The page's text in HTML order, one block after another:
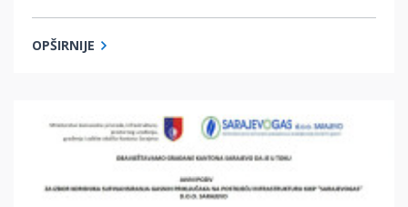
OPŠIRNIJE